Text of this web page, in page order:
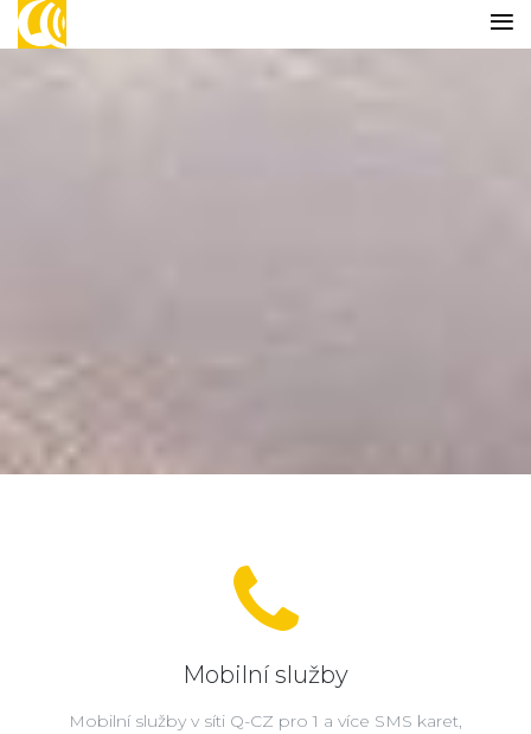
Mobilní služby
Mobilní služby v síti Q-CZ pro 1 a více SMS karet,